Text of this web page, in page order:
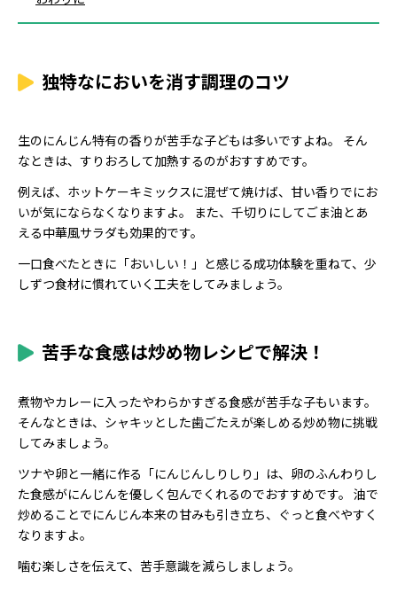
独特なにおいを消す調理のコツ
生のにんじん特有の香りが苦手な子どもは多いですよね。 そん
なときは、すりおろして加熱するのがおすすめです。
例えば、ホットケーキミックスに混ぜて焼けば、甘い香りでにお
いが気にならなくなりますよ。 また、千切りにしてごま油とあ
える中華風サラダも効果的です。
一口食べたときに「おいしい！」と感じる成功体験を重ねて、少
しずつ食材に慣れていく工夫をしてみましょう。
苦手な食感は炒め物レシピで解決！
煮物やカレーに入ったやわらかすぎる食感が苦手な子もいます。
そんなときは、シャキッとした歯ごたえが楽しめる炒め物に挑戦
してみましょう。
ツナや卵と一緒に作る「にんじんしりしり」は、卵のふんわりし
た食感がにんじんを優しく包んでくれるのでおすすめです。 油で
炒めることでにんじん本来の甘みも引き立ち、ぐっと食べやすく
なりますよ。
噛む楽しさを伝えて、苦手意識を減らしましょう。